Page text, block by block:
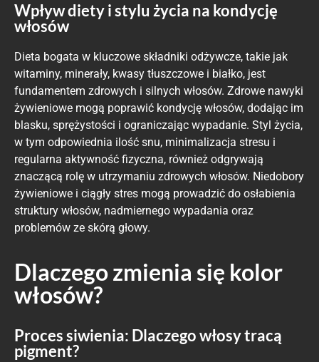
Wpływ diety i stylu życia na kondycję
włosów
Dieta bogata w kluczowe składniki odżywcze, takie jak
witaminy, minerały, kwasy tłuszczowe i białko, jest
fundamentem zdrowych i silnych włosów. Zdrowe nawyki
żywieniowe mogą poprawić kondycję włosów, dodając im
blasku, sprężystości i ograniczając wypadanie. Styl życia,
w tym odpowiednia ilość snu, minimalizacja stresu i
regularna aktywność fizyczna, również odgrywają
znaczącą rolę w utrzymaniu zdrowych włosów. Niedobory
żywieniowe i ciągły stres mogą prowadzić do osłabienia
struktury włosów, nadmiernego wypadania oraz
problemów ze skórą głowy.
Dlaczego zmienia się kolor
włosów?
Proces siwienia: Dlaczego włosy tracą
pigment?